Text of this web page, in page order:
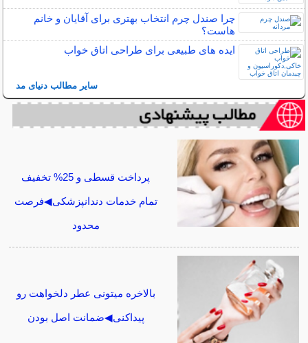
چرا صندل چرم انتخاب بهتری برای آقایان و خانم
هاست؟
ایده های طبیعی برای طراحی اتاق خواب
سایر مطالب دنیای مد
پرداخت قسطی و 25% تخفیف
تمام خدمات دندانپزشکی◀فرصت
محدود
بالاخره میتونی عطر دلخواهت رو
پیداکنی◀ضمانت اصل بودن